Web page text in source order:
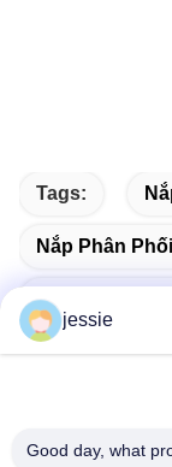
Tags:
Nắp Phân
Nắp Chiết Mỹ
Liên hệ
jessie
Good day, what